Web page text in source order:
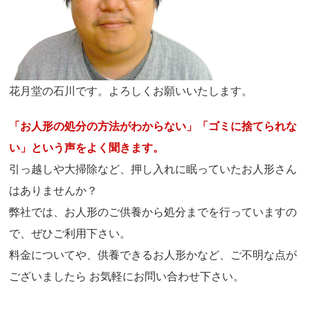
花月堂の石川です。よろしくお願いいたします。
「お人形の処分の方法がわからない」「ゴミに捨てられな
い」という声をよく聞きます。
引っ越しや大掃除など、押し入れに眠っていたお人形さん
はありませんか？
弊社では、お人形のご供養から処分までを行っていますの
で、ぜひご利用下さい。
料金についてや、供養できるお人形かなど、ご不明な点が
ございましたら お気軽にお問い合わせ下さい。